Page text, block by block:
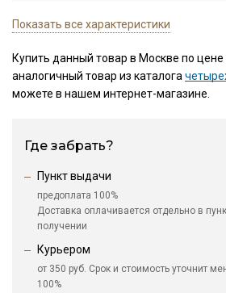
Показать все характеристики
Купить данный товар в Москве по цене
аналогичный товар из каталога
можете в нашем интернет-магазине.
Где забрать?
Пункт выдачи
предоплата 100%
Доставка оплачивается отдельно в
получении
Курьером
от 350 руб. Срок и стоимость уточнит
100%